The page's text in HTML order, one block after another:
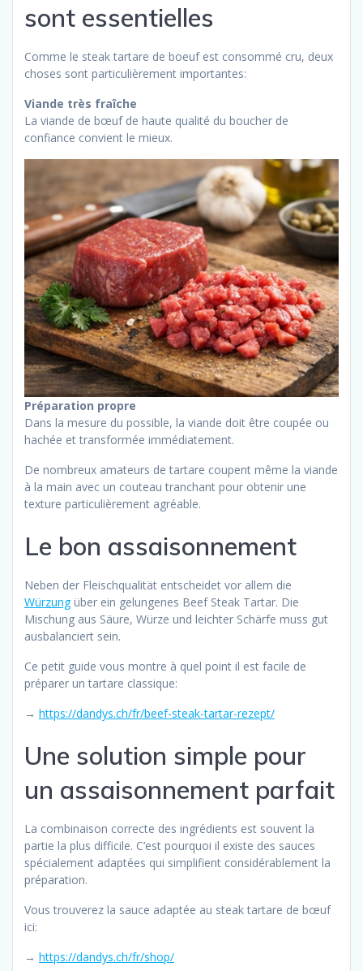
sont essentielles
Comme le steak tartare de boeuf est consommé cru, deux
choses sont particulièrement importantes:
Viande très fraîche
La viande de bœuf de haute qualité du boucher de
confiance convient le mieux.
Préparation propre
Dans la mesure du possible, la viande doit être coupée ou
hachée et transformée immédiatement.
De nombreux amateurs de tartare coupent même la viande
à la main avec un couteau tranchant pour obtenir une
texture particulièrement agréable.
Le bon assaisonnement
Neben der Fleischqualität entscheidet vor allem die
Würzungüber ein gelungenes Beef Steak Tartar. Die
Mischung aus Säure, Würze und leichter Schärfe muss gut
ausbalanciert sein.
Ce petit guide vous montre à quel point il est facile de
préparer un tartare classique:
→ https://dandys.ch/fr/beef-steak-tartar-rezept/
Une solution simple pour
un assaisonnement parfait
La combinaison correcte des ingrédients est souvent la
partie la plus difficile. C’est pourquoi il existe des sauces
spécialement adaptées qui simplifient considérablement la
préparation.
Vous trouverez la sauce adaptée au steak tartare de bœuf
ici:
→ https://dandys.ch/fr/shop/